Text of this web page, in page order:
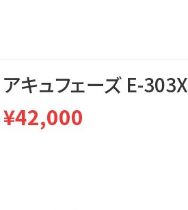
キュフェーズ E-303X
¥42,000